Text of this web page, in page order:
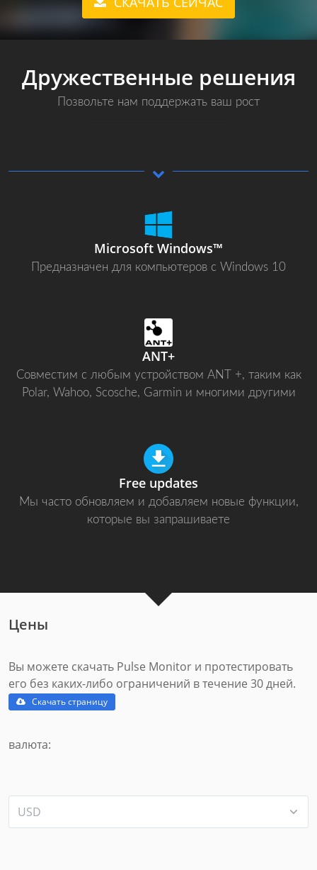
Дружественные решения
Позвольте нам поддержать ваш рост
Microsoft Windows™
Предназначен для компьютеров с Windows 10
ANT+
Совместим с любым устройством ANT +, таким как
Polar, Wahoo, Scosche, Garmin и многими другими
Free updates
Мы часто обновляем и добавляем новые функции,
которые вы запрашиваете
Цены
Вы можете скачать Pulse Monitor и протестировать
его без каких-либо ограничений в течение 30 дней.
Скачать страницу
валюта: